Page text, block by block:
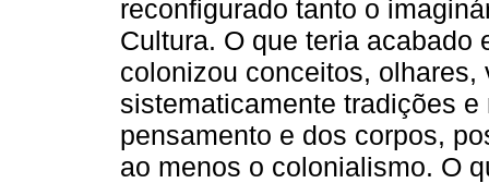
reconfigurado tanto o
Cultura. O que teria acabado
colonizou conceitos,
sistematicamente tradições
pensamento e dos corpos,
ao menos o colonialismo. O